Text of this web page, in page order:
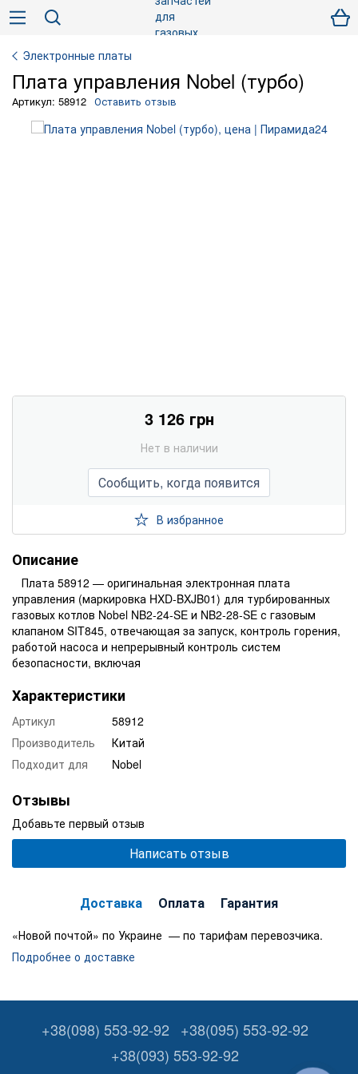
Электронные платы
Плата управления Nobel (турбо)
Артикул: 58912 Оставить отзыв
3 126 грн
Нет в наличии
Сообщить, когда появится
В избранное
Описание
Плата 58912 — оригинальная электронная плата
управления (маркировка HXD-BXJB01) для турбированных
газовых котлов Nobel NB2‑24‑SE и NB2‑28‑SE с газовым
клапаном SIT845, отвечающая за запуск, контроль горения,
работой насоса и непрерывный контроль систем
безопасности, включая
Характеристики
Артикул
58912
Производитель
Китай
Подходит для
Nobel
Отзывы
Добавьте первый отзыв
Написать отзыв
Доставка Оплата Гарантия
«Новой почтой» по Украине — по тарифам перевозчика.
Подробнее о доставке
+38(098) 553-92-92
+38(095) 553-92-92
+38(093) 553-92-92